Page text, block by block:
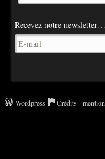
Recevez notre newsletter…
Wordpress Crédits -